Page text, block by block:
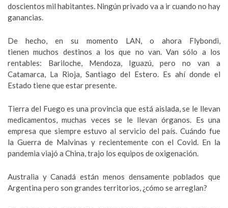
doscientos mil habitantes. Ningún privado va a ir cuando no hay
ganancias.
De hecho, en su momento LAN, o ahora Flybondi,
tienen muchos destinos a los que no van. Van sólo a los
rentables: Bariloche, Mendoza, Iguazú, pero no van a
Catamarca, La Rioja, Santiago del Estero. Es ahí donde el
Estado tiene que estar presente.
Tierra del Fuego es una provincia que está aislada, se le llevan
medicamentos, muchas veces se le llevan órganos. Es una
empresa que siempre estuvo al servicio del país. Cuándo fue
la Guerra de Malvinas y recientemente con el Covid. En la
pandemia viajó a China, trajo los equipos de oxigenación.
Australia y Canadá están menos densamente poblados que
Argentina pero son grandes territorios, ¿cómo se arreglan?